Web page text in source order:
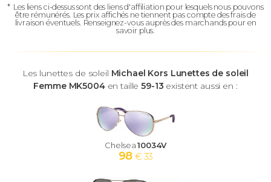
* Les liens ci-dessus sont des liens d'affiliation pour lesquels nous pouvons
être rémunérés. Les prix affichés ne tiennent pas compte des frais de
livraison éventuels. Renseignez-vous auprès des marchands pour en
savoir plus.
Les lunettes de soleil Michael Kors Lunettes de soleil
Femme MK5004en taille59-13 existent aussi en :
Chelsea10034V
98 € 33